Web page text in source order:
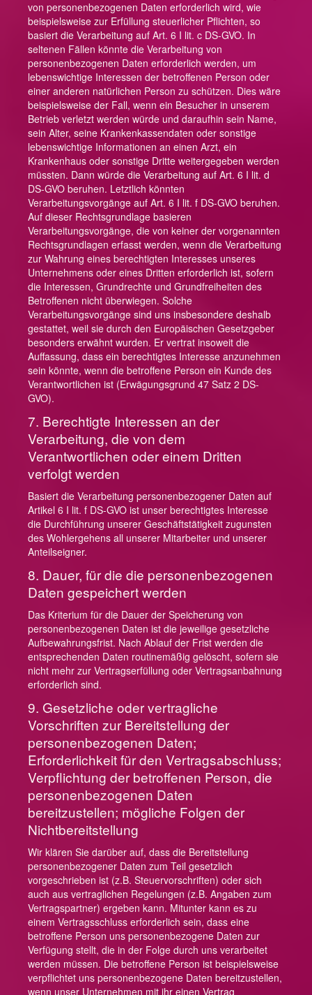
von personenbezogenen Daten erforderlich wird, wie
beispielsweise zur Erfüllung steuerlicher Pflichten, so
basiert die Verarbeitung auf Art. 6 I lit. c DS-GVO. In
seltenen Fällen könnte die Verarbeitung von
personenbezogenen Daten erforderlich werden, um
lebenswichtige Interessen der betroffenen Person oder
einer anderen natürlichen Person zu schützen. Dies wäre
beispielsweise der Fall, wenn ein Besucher in unserem
Betrieb verletzt werden würde und daraufhin sein Name,
sein Alter, seine Krankenkassendaten oder sonstige
lebenswichtige Informationen an einen Arzt, ein
Krankenhaus oder sonstige Dritte weitergegeben werden
müssten. Dann würde die Verarbeitung auf Art. 6 I lit. d
DS-GVO beruhen. Letztlich könnten
Verarbeitungsvorgänge auf Art. 6 I lit. f DS-GVO beruhen.
Auf dieser Rechtsgrundlage basieren
Verarbeitungsvorgänge, die von keiner der vorgenannten
Rechtsgrundlagen erfasst werden, wenn die Verarbeitung
zur Wahrung eines berechtigten Interesses unseres
Unternehmens oder eines Dritten erforderlich ist, sofern
die Interessen, Grundrechte und Grundfreiheiten des
Betroffenen nicht überwiegen. Solche
Verarbeitungsvorgänge sind uns insbesondere deshalb
gestattet, weil sie durch den Europäischen Gesetzgeber
besonders erwähnt wurden. Er vertrat insoweit die
Auffassung, dass ein berechtigtes Interesse anzunehmen
sein könnte, wenn die betroffene Person ein Kunde des
Verantwortlichen ist (Erwägungsgrund 47 Satz 2 DS-
GVO).
7. Berechtigte Interessen an der
Verarbeitung, die von dem
Verantwortlichen oder einem Dritten
verfolgt werden
Basiert die Verarbeitung personenbezogener Daten auf
Artikel 6 I lit. f DS-GVO ist unser berechtigtes Interesse
die Durchführung unserer Geschäftstätigkeit zugunsten
des Wohlergehens all unserer Mitarbeiter und unserer
Anteilseigner.
8. Dauer, für die die personenbezogenen
Daten gespeichert werden
Das Kriterium für die Dauer der Speicherung von
personenbezogenen Daten ist die jeweilige gesetzliche
Aufbewahrungsfrist. Nach Ablauf der Frist werden die
entsprechenden Daten routinemäßig gelöscht, sofern sie
nicht mehr zur Vertragserfüllung oder Vertragsanbahnung
erforderlich sind.
9. Gesetzliche oder vertragliche
Vorschriften zur Bereitstellung der
personenbezogenen Daten;
Erforderlichkeit für den Vertragsabschluss;
Verpflichtung der betroffenen Person, die
personenbezogenen Daten
bereitzustellen; mögliche Folgen der
Nichtbereitstellung
Wir klären Sie darüber auf, dass die Bereitstellung
personenbezogener Daten zum Teil gesetzlich
vorgeschrieben ist (z.B. Steuervorschriften) oder sich
auch aus vertraglichen Regelungen (z.B. Angaben zum
Vertragspartner) ergeben kann. Mitunter kann es zu
einem Vertragsschluss erforderlich sein, dass eine
betroffene Person uns personenbezogene Daten zur
Verfügung stellt, die in der Folge durch uns verarbeitet
werden müssen. Die betroffene Person ist beispielsweise
verpflichtet uns personenbezogene Daten bereitzustellen,
wenn unser Unternehmen mit ihr einen Vertrag